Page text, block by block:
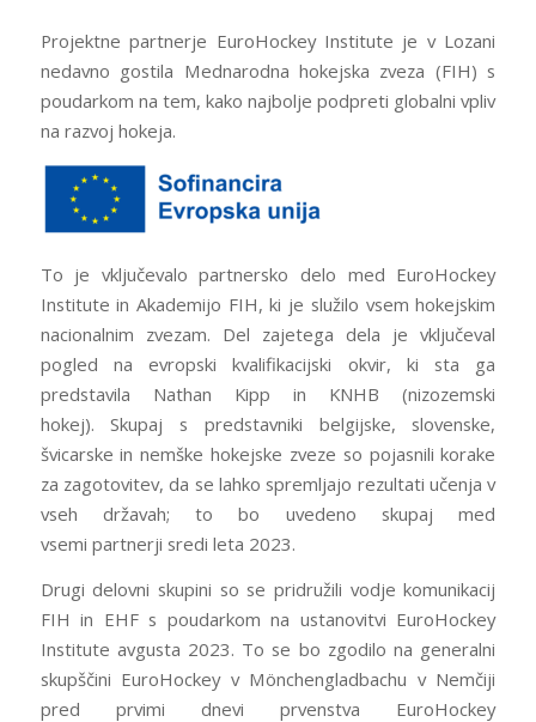
Projektne partnerje EuroHockey Institute je v Lozani
nedavno gostila Mednarodna hokejska zveza (FIH) s
poudarkom na tem, kako najbolje podpreti globalni vpliv
na razvoj hokeja.
To je vključevalo partnersko delo med EuroHockey
Institute in Akademijo FIH, ki je služilo vsem hokejskim
nacionalnim zvezam. Del zajetega dela je vključeval
pogled na evropski kvalifikacijski okvir, ki sta ga
predstavila Nathan Kipp in KNHB (nizozemski
hokej). Skupaj s predstavniki belgijske, slovenske,
švicarske in nemške hokejske zveze so pojasnili korake
za zagotovitev, da se lahko spremljajo rezultati učenja v
vseh državah; to bo uvedeno skupaj med
vsemi partnerji sredi leta 2023.
Drugi delovni skupini so se pridružili vodje komunikacij
FIH in EHF s poudarkom na ustanovitvi EuroHockey
Institute avgusta 2023. To se bo zgodilo na generalni
skupščini EuroHockey v Mönchengladbachu v Nemčiji
pred prvimi dnevi prvenstva EuroHockey